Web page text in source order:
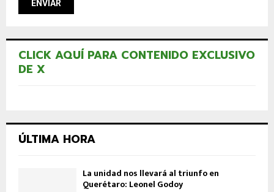
CLICK AQUÍ PARA CONTENIDO EXCLUSIVO
DE X
ÚLTIMA HORA
La unidad nos llevará al triunfo en
Querétaro: Leonel Godoy